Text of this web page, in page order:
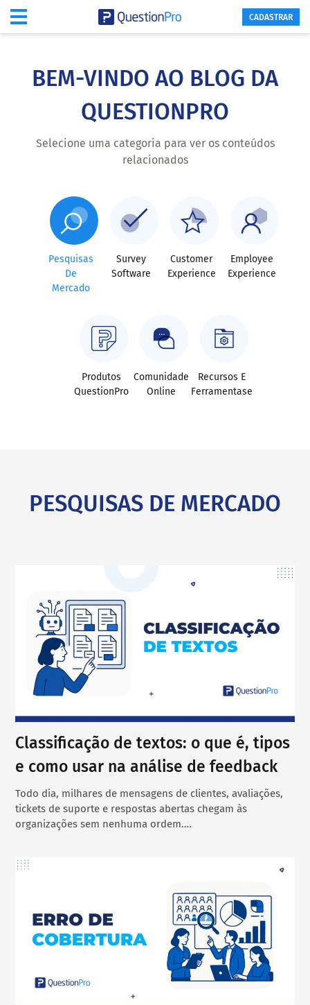
content
CADASTRAR
BEM-VINDO AO BLOG DA
QUESTIONPRO
Selecione uma categoria para ver os conteúdos
relacionados
Pesquisas
De
Mercado
Survey
Software
Customer
Experience
Employee
Experience
Produtos
QuestionPro
Comunidade
Online
Recursos E
Ferramentase
PESQUISAS DE MERCADO
Classificação de textos: o que é, tipos
e como usar na análise de feedback
Todo dia, milhares de mensagens de clientes, avaliações,
tickets de suporte e respostas abertas chegam às
organizações sem nenhuma ordem.…